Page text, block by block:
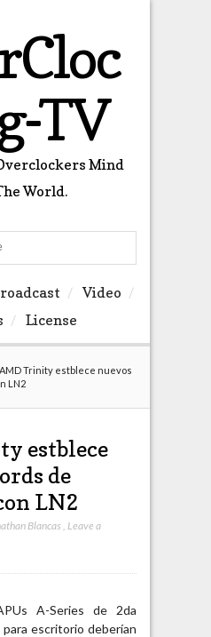
TV
Mind
World.
Video
License
AMD Trinity estblece nuevos
LN2
estblece
de
LN2
Blancas Leave a
A-Series de 2da
para escritorio deberían